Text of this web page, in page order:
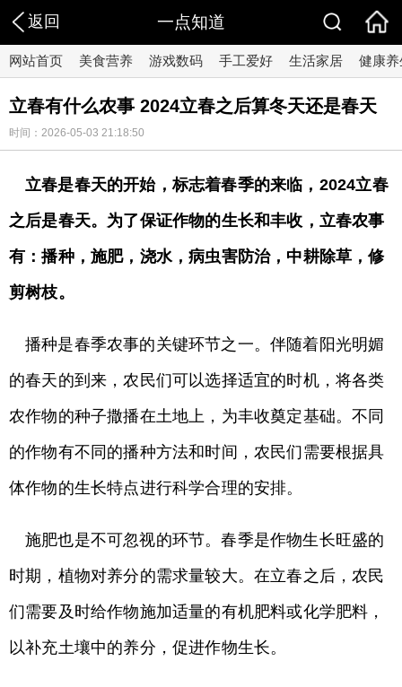
返回 一点知道
网站首页 美食营养 游戏数码 手工爱好 生活家居 健康养
立春有什么农事 2024立春之后算冬天还是春天
时间：2026-05-03 21:18:50
立春是春天的开始，标志着春季的来临，2024立春
之后是春天。为了保证作物的生长和丰收，立春农事
有：播种，施肥，浇水，病虫害防治，中耕除草，修
剪树枝。
播种是春季农事的关键环节之一。伴随着阳光明媚
的春天的到来，农民们可以选择适宜的时机，将各类
农作物的种子撒播在土地上，为丰收奠定基础。不同
的作物有不同的播种方法和时间，农民们需要根据具
体作物的生长特点进行科学合理的安排。
施肥也是不可忽视的环节。春季是作物生长旺盛的
时期，植物对养分的需求量较大。在立春之后，农民
们需要及时给作物施加适量的有机肥料或化学肥料，
以补充土壤中的养分，促进作物生长。